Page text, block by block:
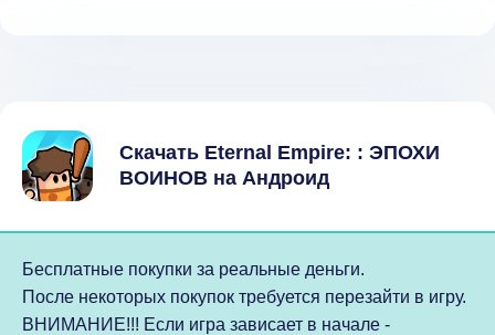
Скачать Eternal Empire: : ЭПОХИ
ВОИНОВ на Андроид
Бесплатные покупки за реальные деньги.
После некоторых покупок требуется перезайти в игру.
ВНИМАНИЕ!!! Если игра зависает в начале -